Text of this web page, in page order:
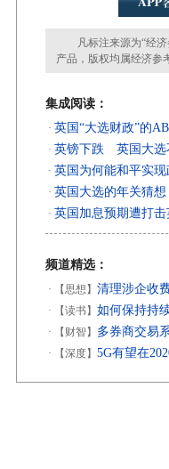
凡标注来源为“经济
产品，版权均属经济参
集成阅读：
· 英国“大选财政”的
· 英镑下跌 英国大选
· 英国为何能和平实现
· 英国大选的年关猜想
· 英国加息预期遭打击
频道精选：
· 【思想】 清理涉企收
·
【读书】 如何保持持
·
【财智】 多券商交易
·
【深度】 5G有望在